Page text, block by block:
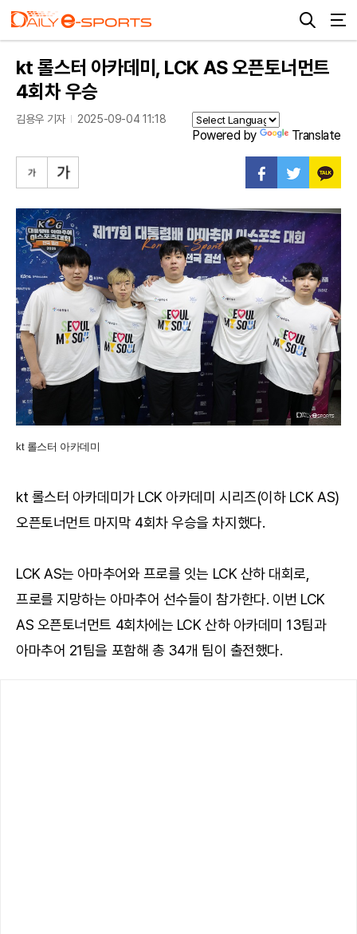
kt 롤스터 아카데미, LCK AS 오픈토너먼트
4회차 우승
김용우 기자 2025-09-04 11:18
Powered by Translate
kt 롤스터 아카데미
kt 롤스터 아카데미가 LCK 아카데미 시리즈(이하 LCK AS)
오픈토너먼트 마지막 4회차 우승을 차지했다.
LCK AS는 아마추어와 프로를 잇는 LCK 산하 대회로,
프로를 지망하는 아마추어 선수들이 참가한다. 이번 LCK
AS 오픈토너먼트 4회차에는 LCK 산하 아카데미 13팀과
아마추어 21팀을 포함해 총 34개 팀이 출전했다.